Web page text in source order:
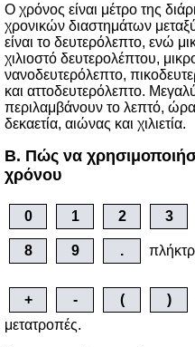
Ο χρόνος είναι μέτρο της
χρονικών διαστημάτων
είναι το δευτερόλεπτο, ενώ
χιλιοστό δευτερολέπτου,
νανοδευτερόλεπτο,
και αττοδευτερόλεπτο.
περιλαμβάνουν το λεπτό,
δεκαετία, αιώνας και χιλιετία.
B. Πώς να
χρόνου
0 1 2 3
8 9 .
+ - ( )
μετατροπές.